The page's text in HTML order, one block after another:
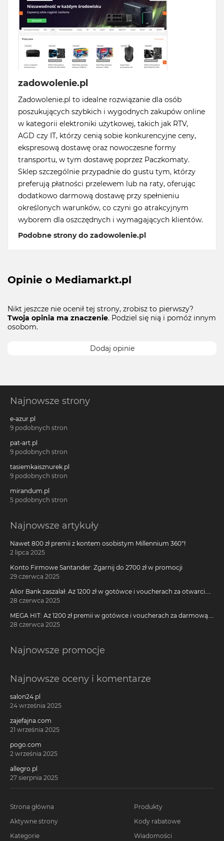
zadowolenie.pl
Zadowolenie.pl to idealne rozwiązanie dla osób
poszukujących szybkich i wygodnych zakupów online
w kategorii elektroniki użytkowej, takich jak RTV,
AGD czy IT, którzy cenią sobie konkurencyjne ceny,
ekspresową dostawę oraz nowoczesne formy
transportu, w tym dostawę poprzez Paczkomaty.
Sklep szczególnie przypadnie do gustu tym, którzy
preferują płatności przelewem lub na raty, oferując
dodatkowo darmową dostawę przy spełnieniu
określonych warunków, co czyni go atrakcyjnym
wyborem dla oszczędnych i wymagających klientów.
Podobne strony do zadowolenie.pl
Opinie o Mediamarkt.pl
Nikt jeszcze nie ocenił tej strony, zrobisz to pierwszy?
Twoja opinia ma znaczenie. Podziel się nią i pomóż innym
osobom.
Dodaj opinie
Najnowsze strony
e-azur.pl
9 podobnych stron
pat-art.pl
9 podobnych stron
tasiemkaisznurek.pl
9 podobnych stron
mirandum.pl
5 podobnych stron
Najnowsze artykuły
Nawet 800 zł premii z kontem osobistym Millennium 360°!
2 lipca 2025
Konto Firmowe Santander: Zgarnij do 2700 zł w promocji
29 czerwca 2025
Alior Bank zaszalał: Aż 1200 zł w gotówce i voucherach za otwarcie
darmowego konta!
28 czerwca 2025
MEGA HIT: Aż 1200 zł premii w gotówce i voucherach za darmową
kartę kredytową Citi Simplicity
28 czerwca 2025
Najnowsze promocje
Najnowsze oceny i komentarze
salon24.pl
24 września 2025
zajefajna.com
21 września 2025
pogo.com
2 września 2025
allegro.pl
27 sierpnia 2025
Strona główna
Aktywne strony
Kategorie
Produkty
Kody rabatowe
Wiadomości